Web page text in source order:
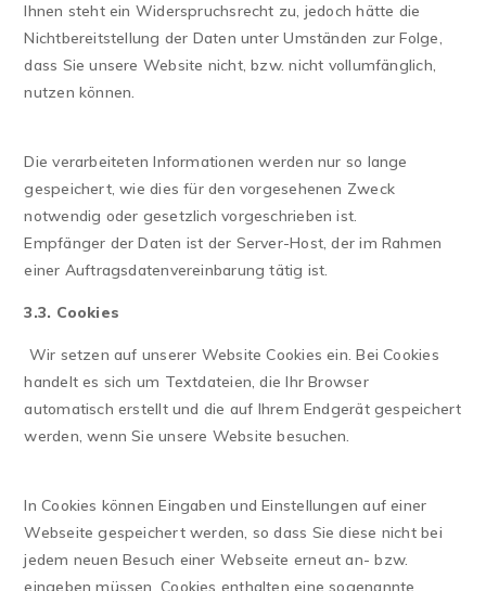
Ihnen steht ein Widerspruchsrecht zu, jedoch hätte die
Nichtbereitstellung der Daten unter Umständen zur Folge,
dass Sie unsere Website nicht, bzw. nicht vollumfänglich,
nutzen können.
Die verarbeiteten Informationen werden nur so lange
gespeichert, wie dies für den vorgesehenen Zweck
notwendig oder gesetzlich vorgeschrieben ist.
Empfänger der Daten ist der Server-Host, der im Rahmen
einer Auftragsdatenvereinbarung tätig ist.
3.3. Cookies
Wir setzen auf unserer Website Cookies ein. Bei Cookies
handelt es sich um Textdateien, die Ihr Browser
automatisch erstellt und die auf Ihrem Endgerät gespeichert
werden, wenn Sie unsere Website besuchen.
In Cookies können Eingaben und Einstellungen auf einer
Webseite gespeichert werden, so dass Sie diese nicht bei
jedem neuen Besuch einer Webseite erneut an- bzw.
eingeben müssen. Cookies enthalten eine sogenannte